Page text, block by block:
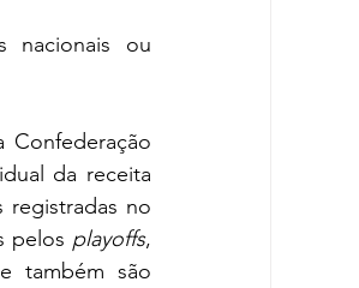
nacionais ou
da receita
registradas no
pelos playoffs,
também são